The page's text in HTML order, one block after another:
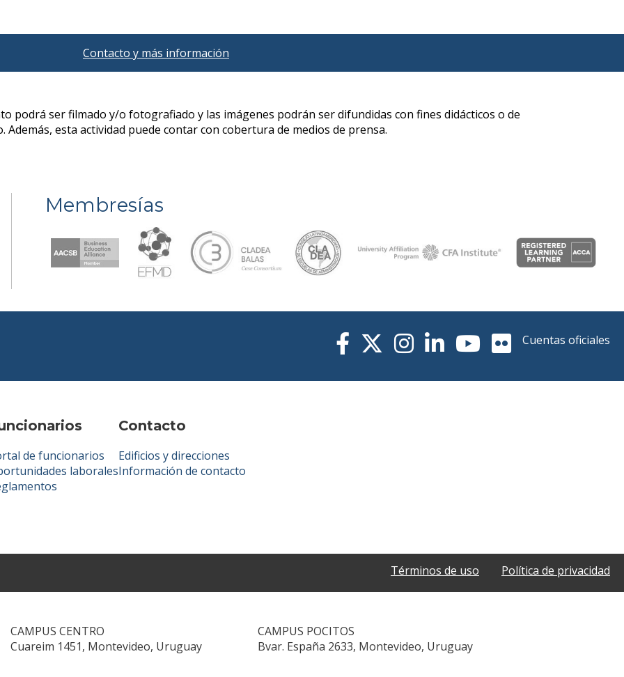
Contacto y más información
Membresías
de funcionarios
laborales
Contacto
Edificios y direcciones
Información de contacto
Cuentas oficiales
Términos de uso Política de privacidad
CAMPUS CENTRO
Cuareim 1451, Montevideo, Uruguay
CAMPUS POCITOS
Bvar. España 2633, Montevideo, Uruguay